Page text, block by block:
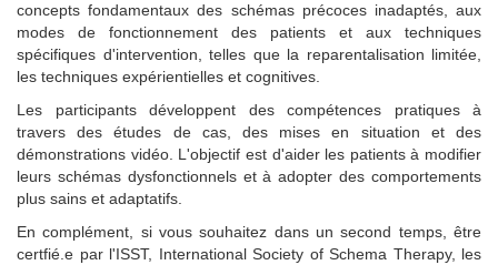
concepts fondamentaux des schémas précoces inadaptés, aux
modes de fonctionnement des patients et aux techniques
spécifiques d'intervention, telles que la reparentalisation limitée,
les techniques expérientielles et cognitives.
Les participants développent des compétences pratiques à
travers des études de cas, des mises en situation et des
démonstrations vidéo. L'objectif est d'aider les patients à modifier
leurs schémas dysfonctionnels et à adopter des comportements
plus sains et adaptatifs.
En complément, si vous souhaitez dans un second temps, être
certfié.e par l'ISST, International Society of Schema Therapy, les